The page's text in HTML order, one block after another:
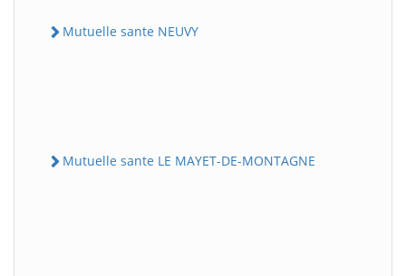
Mutuelle sante NEUVY
Mutuelle sante LE MAYET-DE-MONTAGNE